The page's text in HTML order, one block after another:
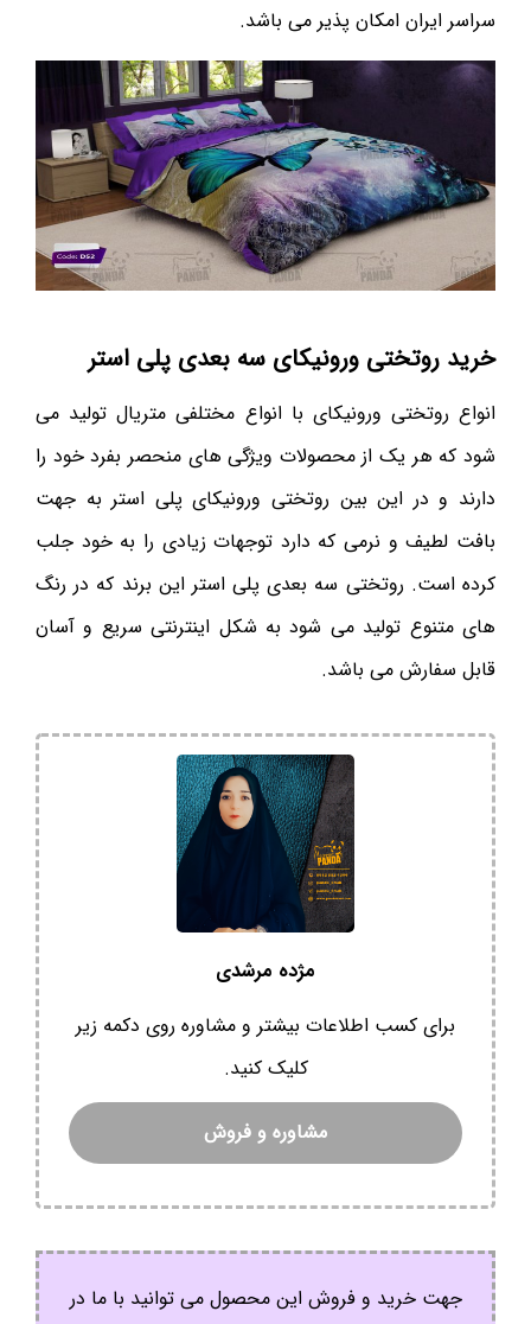
سراسر ایران امکان پذیر می باشد.
خرید روتختی ورونیکای سه بعدی پلی استر
انواع روتختی ورونیکای با انواع مختلفی متریال تولید می
شود که هر یک از محصولات ویژگی های منحصر بفرد خود را
دارند و در این بین روتختی ورونیکای پلی استر به جهت
بافت لطیف و نرمی که دارد توجهات زیادی را به خود جلب
کرده است. روتختی سه بعدی پلی استر این برند که در رنگ
های متنوع تولید می شود به شکل اینترنتی سریع و آسان
قابل سفارش می باشد.
مژده مرشدی
برای کسب اطلاعات بیشتر و مشاوره روی دکمه زیر
کلیک کنید.
مشاوره و فروش
جهت خرید و فروش این محصول می توانید با ما در